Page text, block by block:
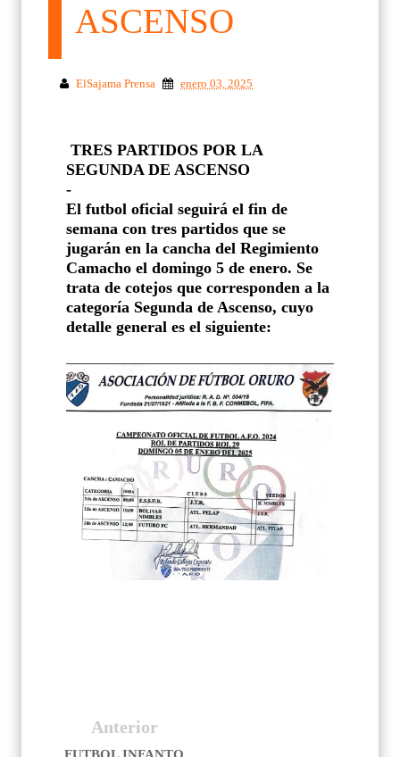
ASCENSO
ElSajama Prensa enero 03, 2025
TRES PARTIDOS POR LA
SEGUNDA DE ASCENSO
-
El futbol oficial seguirá el fin de
semana con tres partidos que se
jugarán en la cancha del Regimiento
Camacho el domingo 5 de enero. Se
trata de cotejos que corresponden a la
categoría Segunda de Ascenso, cuyo
detalle general es el siguiente:
Anterior